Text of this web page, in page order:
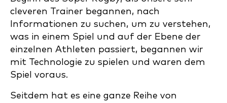
cleveren Trainer begannen, nach
Informationen zu suchen, um zu verstehen,
was in einem Spiel und auf der Ebene der
einzelnen Athleten passiert, begannen wir
mit Technologie zu spielen und waren dem
Spiel voraus.
Seitdem hat es eine ganze Reihe von